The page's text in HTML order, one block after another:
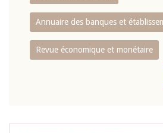
Annuaire des banques et
Revue économique et monétaire